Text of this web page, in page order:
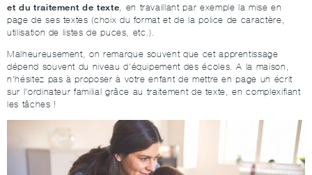
et du traitement de texte , en travaillant par exemple la mise en
page de ses textes (choix du format et de la police de caractère,
utilisation de listes de puces, etc.).
Malheureusement, on remarque souvent que cet apprentissage
dépend souvent du niveau d'équipement des écoles. A la maison,
n'hésitez pas à proposer à votre enfant de mettre en page un écrit
sur l’ordinateur familial grâce au traitement de texte, en complexifiant
les tâches !